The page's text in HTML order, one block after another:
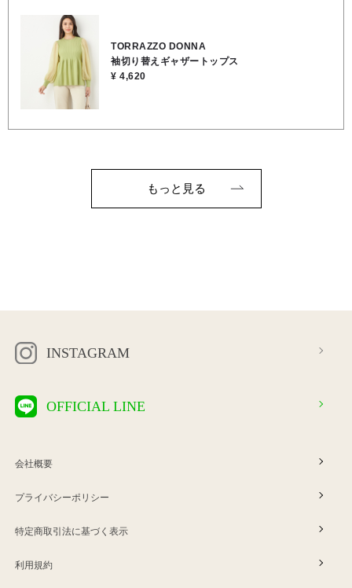
りをパッと明るく見せてくれて派手すぎない優しいお色です。 袖口は
リブ仕様なのおそふんわり感、実際に着ていただくとより立体的で可
愛いんです♪ ★着丈62cm/肩幅33cm/身幅34cm/袖丈62cm ●身頃／レ
ーヨン80％, ポリエステル20％, ●袖部分／再生繊維(セルロー
ス)70％, ポリエステル25％, 毛5％
TORRAZZO DONNA
袖切り替えギャザートップス
¥ 4,620
もっと見る
INSTAGRAM
OFFICIAL LINE
会社概要
プライバシーポリシー
特定商取引法に基づく表示
利用規約